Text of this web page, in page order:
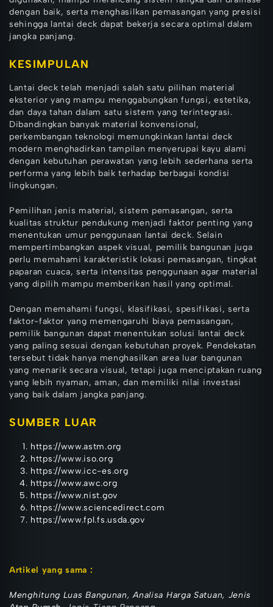
dengan baik, serta menghasilkan pemasangan yang presisi
sehingga lantai deck dapat bekerja secara optimal dalam
jangka panjang.
KESIMPULAN
Lantai deck telah menjadi salah satu pilihan material
eksterior yang mampu menggabungkan fungsi, estetika,
dan daya tahan dalam satu sistem yang terintegrasi.
Dibandingkan banyak material konvensional,
perkembangan teknologi memungkinkan lantai deck
modern menghadirkan tampilan menyerupai kayu alami
dengan kebutuhan perawatan yang lebih sederhana serta
performa yang lebih baik terhadap berbagai kondisi
lingkungan.
Pemilihan jenis material, sistem pemasangan, serta
kualitas struktur pendukung menjadi faktor penting yang
menentukan umur penggunaan lantai deck. Selain
mempertimbangkan aspek visual, pemilik bangunan juga
perlu memahami karakteristik lokasi pemasangan, tingkat
paparan cuaca, serta intensitas penggunaan agar material
yang dipilih mampu memberikan hasil yang optimal.
Dengan memahami fungsi, klasifikasi, spesifikasi, serta
faktor-faktor yang memengaruhi biaya pemasangan,
pemilik bangunan dapat menentukan solusi lantai deck
yang paling sesuai dengan kebutuhan proyek. Pendekatan
tersebut tidak hanya menghasilkan area luar bangunan
yang menarik secara visual, tetapi juga menciptakan ruang
yang lebih nyaman, aman, dan memiliki nilai investasi
yang baik dalam jangka panjang.
SUMBER LUAR
https://www.astm.org
https://www.iso.org
https://www.icc-es.org
https://www.awc.org
https://www.nist.gov
https://www.sciencedirect.com
https://www.fpl.fs.usda.gov
Artikel yang sama :
Menghitung Luas Bangunan,Analisa Harga Satuan, Jenis